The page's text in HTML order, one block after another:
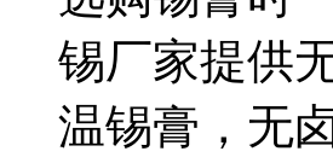
锡厂家提供
温锡膏，无